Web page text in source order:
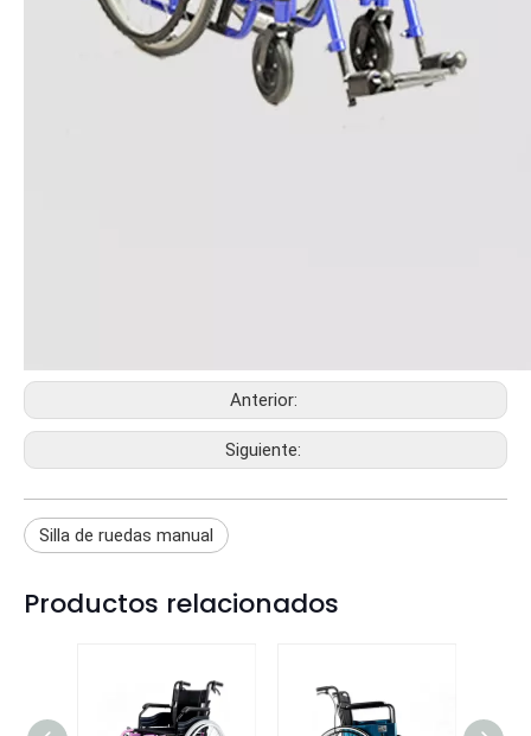
Anterior:
Siguiente:
Silla de ruedas manual
Productos relacionados